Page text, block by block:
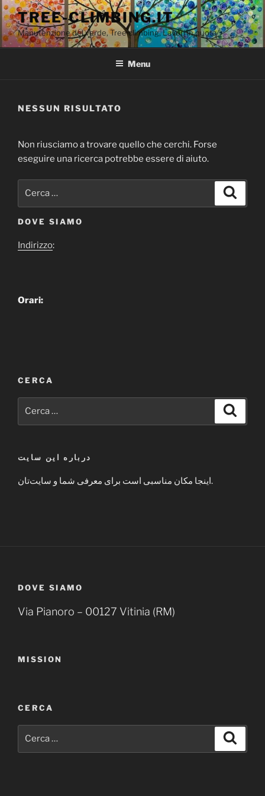
Salta
al
contenuto
TREE-CLIMBING.IT
Manutenzione del verde, Tree climbing, Lavori in quota
Menu
NESSUN RISULTATO
Non riusciamo a trovare quello che cerchi. Forse
eseguire una ricerca potrebbe essere di aiuto.
DOVE SIAMO
Indirizzo:
Orari:
CERCA
درباره این سایت
اینجا مکان مناسبی است برای معرفی شما و سایت‌تان.
DOVE SIAMO
Via Pianoro – 00127 Vitinia (RM)
MISSION
CERCA